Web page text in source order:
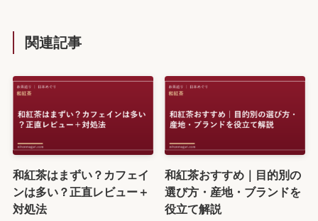
関連記事
和紅茶はまずい？カフェイ
ンは多い？正直レビュー＋
対処法
和紅茶おすすめ｜目的別の
選び方・産地・ブランドを
役立て解説